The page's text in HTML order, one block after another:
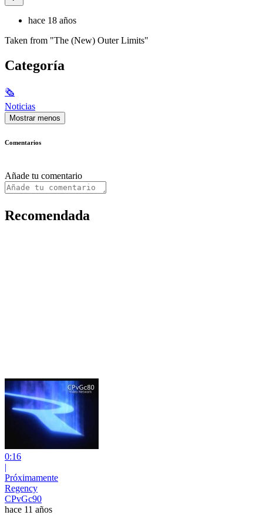
hace 18 años
Taken from "The (New) Outer Limits"
Categoría
🗞
Noticias
Mostrar menos
Comentarios
Añade tu comentario
Recomendada
0:16
|
Próximamente
Regency
CPvGc90
hace 11 años